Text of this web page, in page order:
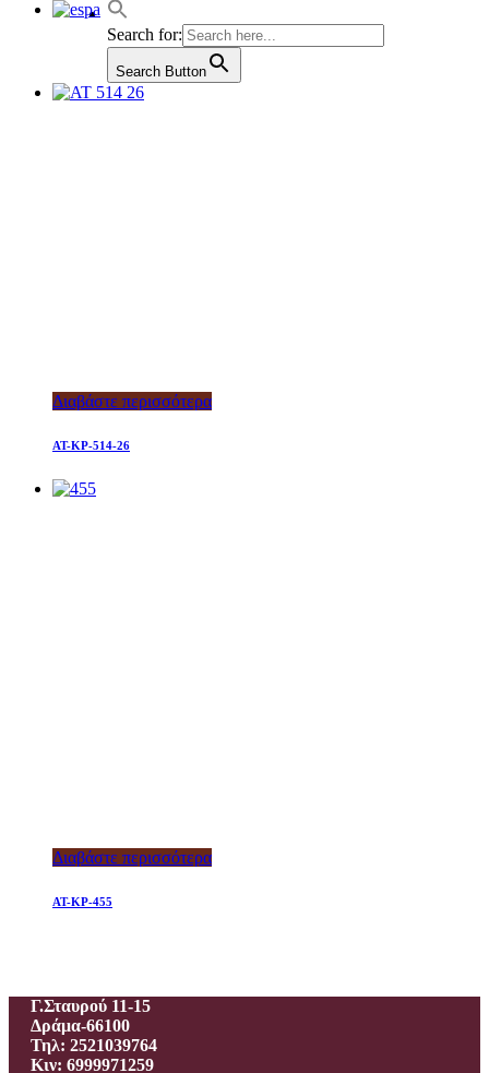
Search for:
Search Button
Διαβάστε περισσότερα
AT-KP-514-26
Διαβάστε περισσότερα
AT-KP-455
Γ.Σταυρού 11-15
Δράμα-66100
Τηλ: 2521039764
Κιν: 6999971259